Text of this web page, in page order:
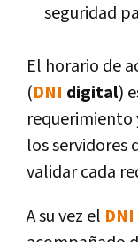
seguridad
El horario de
(DNI digital)
requerimiento
los servidores
validar cada
A su vez el DNI